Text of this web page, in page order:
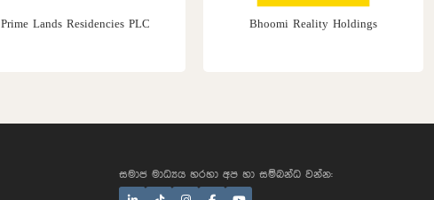
Prime Lands Residencies PLC Bhoomi Reality Holdings
සමාජ මාධ්‍යය හරහා අප හා සම්බන්ධ වන්න: